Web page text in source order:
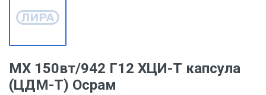
МХ 150вт/942 Г12 ХЦИ-Т капсула
(ЦДМ-Т) Осрам